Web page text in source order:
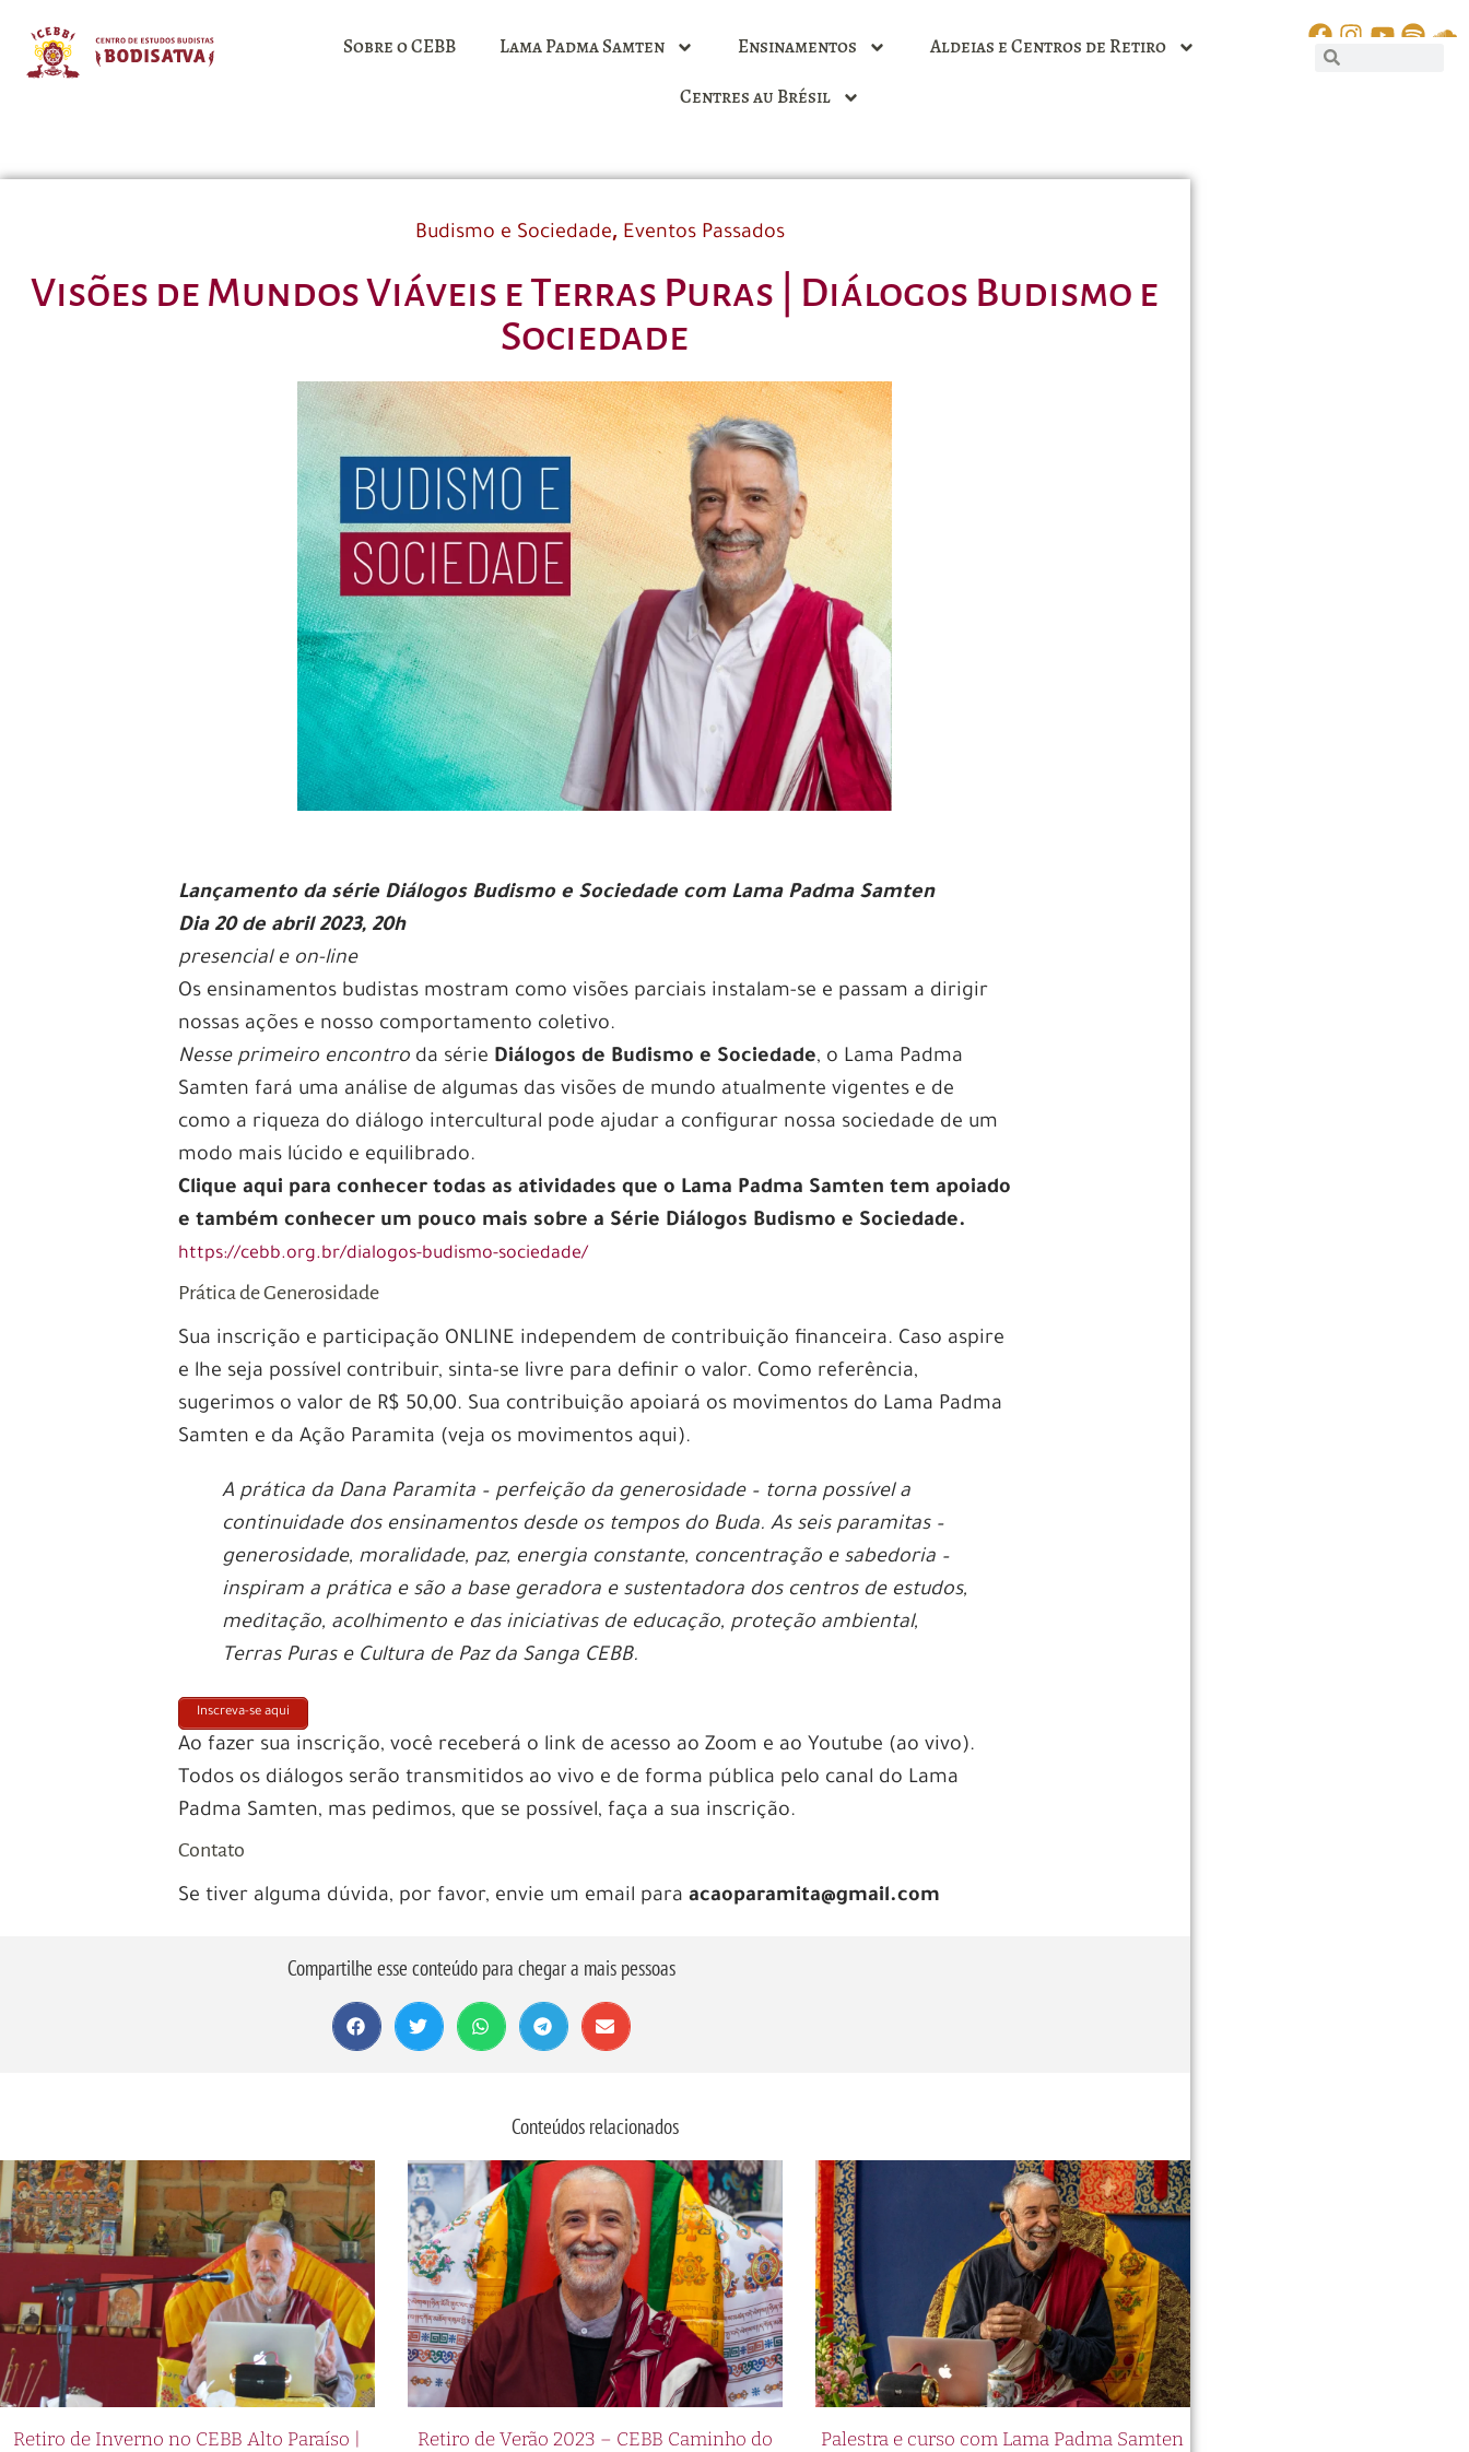
Sobre o CEBB Lama Padma Samten Ensinamentos
Aldeias e Centros de Retiro
Centres au Brésil
Budismo e Sociedade, Eventos Passados
Visões de Mundos Viáveis e Terras Puras | Diálogos Budismo e
Sociedade
Lançamento da série Diálogos Budismo e Sociedade com Lama Padma Samten
Dia 20 de abril 2023, 20h
presencial e on-line
Os ensinamentos budistas mostram como visões parciais instalam-se e passam a dirigir
nossas ações e nosso comportamento coletivo.
Nesse primeiro encontro da série Diálogos de Budismo e Sociedade, o Lama Padma
Samten fará uma análise de algumas das visões de mundo atualmente vigentes e de
como a riqueza do diálogo intercultural pode ajudar a configurar nossa sociedade de um
modo mais lúcido e equilibrado.
Clique aqui para conhecer todas as atividades que o Lama Padma Samten tem apoiado
e também conhecer um pouco mais sobre a Série Diálogos Budismo e Sociedade.
https://cebb.org.br/dialogos-budismo-sociedade/
Prática de Generosidade
Sua inscrição e participação ONLINE independem de contribuição financeira. Caso aspire
e lhe seja possível contribuir, sinta-se livre para definir o valor. Como referência,
sugerimos o valor de R$ 50,00. Sua contribuição apoiará os movimentos do Lama Padma
Samten e da Ação Paramita (veja os movimentos aqui).
A prática da Dana Paramita – perfeição da generosidade – torna possível a
continuidade dos ensinamentos desde os tempos do Buda. As seis paramitas –
generosidade, moralidade, paz, energia constante, concentração e sabedoria –
inspiram a prática e são a base geradora e sustentadora dos centros de estudos,
meditação, acolhimento e das iniciativas de educação, proteção ambiental,
Terras Puras e Cultura de Paz da Sanga CEBB.
Inscreva-se aqui
Ao fazer sua inscrição, você receberá o link de acesso ao Zoom e ao Youtube (ao vivo).
Todos os diálogos serão transmitidos ao vivo e de forma pública pelo canal do Lama
Padma Samten, mas pedimos, que se possível, faça a sua inscrição.
Contato
Se tiver alguma dúvida, por favor, envie um email paraacaoparamita@gmail.com
Compartilhe esse conteúdo para chegar a mais pessoas
Conteúdos relacionados
Retiro de Inverno no CEBB Alto Paraíso |
Retiro de Verão 2023 – CEBB Caminho do
Palestra e curso com Lama Padma Samten